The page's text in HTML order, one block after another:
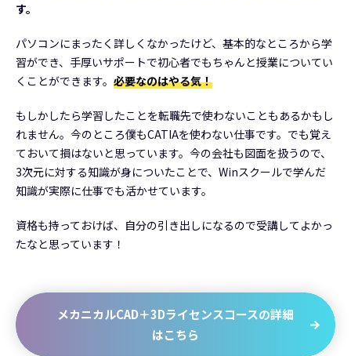
す。
パソコンにまったく詳しくなかったけど、基本的なところから学
習ができ、手厚いサポートで初心者でもちゃんと授業についてい
くことができます。 必要なのはやる気！
もしかしたら学習したことを転職先で使わないこともあるかもし
れません。今のところ僕もCATIAを使わない仕事です。でも覚え
ておいて損はないと思っています。今の会社も図面を扱うので、
3次元に対する知識が身についたことで、Winスクールで学んだ
知識が実際に仕事でも活かせています。
資格も持っておけば、自分の引き出しになるので受講してよかっ
たなと思っています！
メカニカルCAD＋3Dライセンスコースの詳細
はこちら